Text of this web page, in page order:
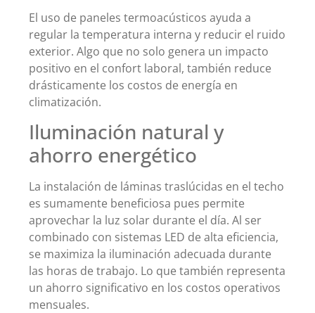
El uso de paneles termoacústicos ayuda a
regular la temperatura interna y reducir el ruido
exterior. Algo que no solo genera un impacto
positivo en el confort laboral, también reduce
drásticamente los costos de energía en
climatización.
Iluminación natural y
ahorro energético
La instalación de láminas traslúcidas en el techo
es sumamente beneficiosa pues permite
aprovechar la luz solar durante el día. Al ser
combinado con sistemas LED de alta eficiencia,
se maximiza la iluminación adecuada durante
las horas de trabajo. Lo que también representa
un ahorro significativo en los costos operativos
mensuales.